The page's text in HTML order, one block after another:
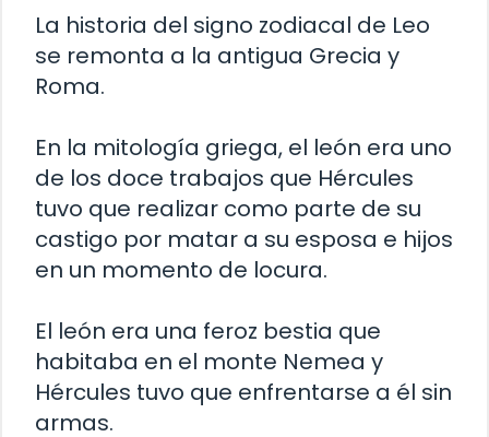
La historia del signo zodiacal de Leo
se remonta a la antigua Grecia y
Roma.
En la mitología griega, el león era uno
de los doce trabajos que Hércules
tuvo que realizar como parte de su
castigo por matar a su esposa e hijos
en un momento de locura.
El león era una feroz bestia que
habitaba en el monte Nemea y
Hércules tuvo que enfrentarse a él sin
armas.